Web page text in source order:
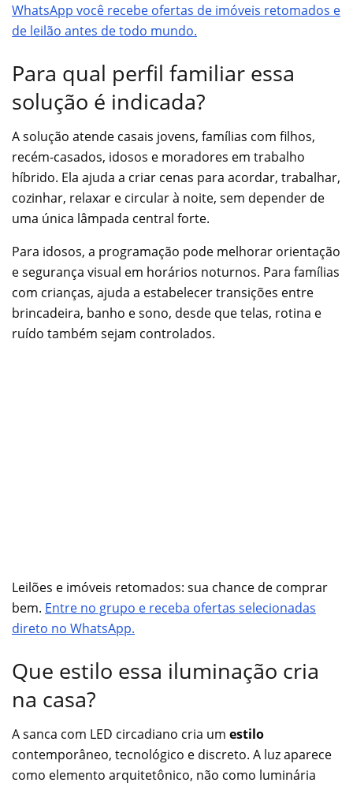
WhatsApp você recebe ofertas de imóveis retomados e
de leilão antes de todo mundo.
Para qual perfil familiar essa
solução é indicada?
A solução atende casais jovens, famílias com filhos,
recém-casados, idosos e moradores em trabalho
híbrido. Ela ajuda a criar cenas para acordar, trabalhar,
cozinhar, relaxar e circular à noite, sem depender de
uma única lâmpada central forte.
Para idosos, a programação pode melhorar orientação
e segurança visual em horários noturnos. Para famílias
com crianças, ajuda a estabelecer transições entre
brincadeira, banho e sono, desde que telas, rotina e
ruído também sejam controlados.
Leilões e imóveis retomados: sua chance de comprar
bem. Entre no grupo e receba ofertas selecionadas
direto no WhatsApp.
Que estilo essa iluminação cria
na casa?
A sanca com LED circadiano cria um estilo
contemporâneo, tecnológico e discreto. A luz aparece
como elemento arquitetônico, não como luminária